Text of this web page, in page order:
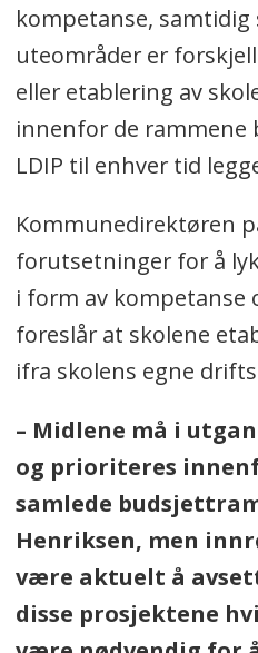
kompetanse, samtidig
uteområder er
eller etablering av
innenfor de rammene
LDIP til enhver tid
Kommunedirektøren
forutsetninger for å
i form av kompetanse
foreslår at skolene
ifra skolens egne
– Midlene må i
og prioriteres
samlede
Henriksen, men
være aktuelt å
disse prosjektene